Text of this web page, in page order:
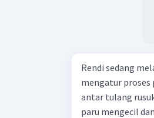
Rendi sedang
mengatur proses
antar tulang
paru mengecil